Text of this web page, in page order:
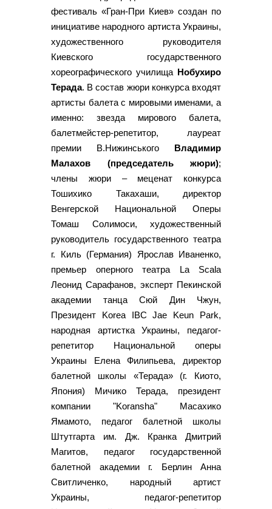
фестиваль «Гран-При Киев» создан по
инициативе народного артиста Украины,
художественного руководителя
Киевского государственного
хореографического училища Нобухиро
Терада. В состав жюри конкурса входят
артисты балета с мировыми именами, а
именно: звезда мирового балета,
балетмейстер-репетитор, лауреат
премии В.Нижинського Владимир
Малахов (председатель жюри);
члены жюри – меценат конкурса
Тошихико Такахаши, директор
Венгерской Национальной Оперы
Томаш Солимоси, художественный
руководитель государственного театра
г. Киль (Германия) Ярослав Иваненко,
премьер оперного театра La Scala
Леонид Сарафанов, эксперт Пекинской
академии танца Сюй Дин Чжун,
Президент Korea IBC Jae Keun Park,
народная артистка Украины, педагог-
репетитор Национальной оперы
Украины Елена Филипьева, директор
балетной школы «Терада» (г. Киото,
Япония) Мичико Терада, президент
компании "Koransha" Масахико
Ямамото, педагог балетной школы
Штутгарта им. Дж. Кранка Дмитрий
Магитов, педагог государственной
балетной академии г. Берлин Анна
Свитличенко, народный артист
Украины, педагог-репетитор